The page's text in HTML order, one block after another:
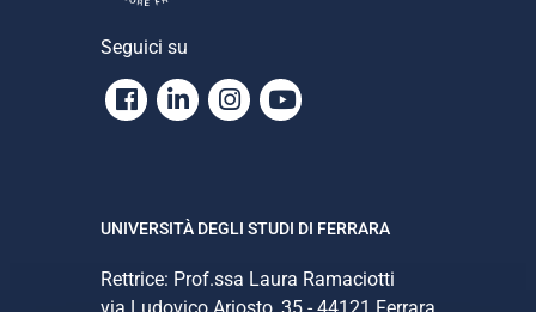
Seguici su
Facebook
LinkedinInstagram
Youtube
UNIVERSITÀ DEGLI STUDI DI FERRARA
Rettrice: Prof.ssa Laura Ramaciotti